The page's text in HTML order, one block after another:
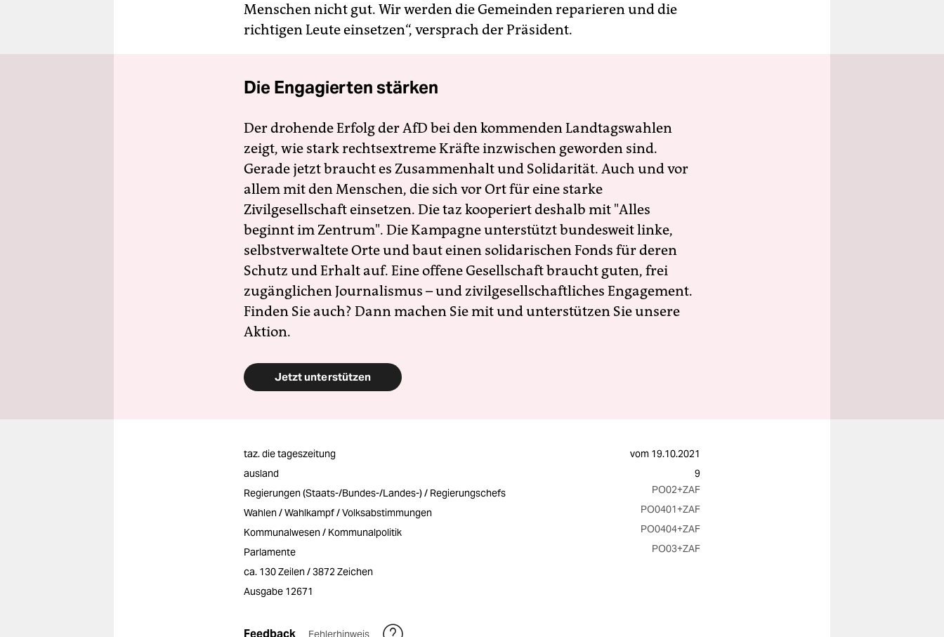
Menschen nicht gut. Wir werden die Gemeinden reparieren und die
richtigen Leute einsetzen“, versprach der Präsident.
Die Engagierten stärken
Der drohende Erfolg der AfD bei den kommenden Landtagswahlen
zeigt, wie stark rechtsextreme Kräfte inzwischen geworden sind.
Gerade jetzt braucht es Zusammenhalt und Solidarität. Auch und vor
allem mit den Menschen, die sich vor Ort für eine starke
Zivilgesellschaft einsetzen. Die taz kooperiert deshalb mit "Alles
beginnt im Zentrum". Die Kampagne unterstützt bundesweit linke,
selbstverwaltete Orte und baut einen solidarischen Fonds für deren
Schutz und Erhalt auf. Eine offene Gesellschaft braucht guten, frei
zugänglichen Journalismus – und zivilgesellschaftliches Engagement.
Finden Sie auch? Dann machen Sie mit und unterstützen Sie unsere
Aktion.
Jetzt unterstützen
taz. die tageszeitung vom 19.10.2021
ausland
9
Regierungen (Staats-/Bundes-/Landes-) / Regierungschefs
PO02+ZAF
Wahlen / Wahlkampf / Volksabstimmungen
PO0401+ZAF
Kommunalwesen / Kommunalpolitik
PO0404+ZAF
Parlamente
PO03+ZAF
ca. 130 Zeilen / 3872 Zeichen
Ausgabe 12671
Feedback Fehlerhinweis